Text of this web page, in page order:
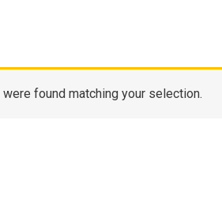
found matching your selection.